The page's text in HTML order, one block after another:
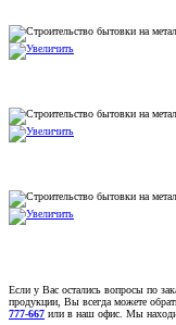
Если у Вас остались вопросы по
продукции, Вы всегда можете
777-667 или в наш офис. Мы